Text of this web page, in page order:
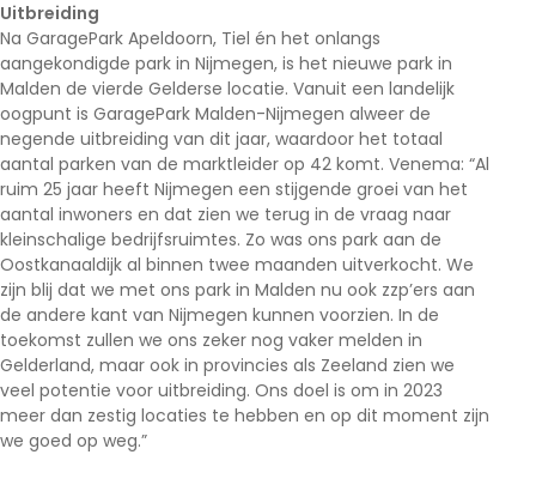
Uitbreiding
Na GaragePark Apeldoorn, Tiel én het onlangs
aangekondigde park in Nijmegen, is het nieuwe park in
Malden de vierde Gelderse locatie. Vanuit een landelijk
oogpunt is GaragePark Malden-Nijmegen alweer de
negende uitbreiding van dit jaar, waardoor het totaal
aantal parken van de marktleider op 42 komt. Venema: “Al
ruim 25 jaar heeft Nijmegen een stijgende groei van het
aantal inwoners en dat zien we terug in de vraag naar
kleinschalige bedrijfsruimtes. Zo was ons park aan de
Oostkanaaldijk al binnen twee maanden uitverkocht. We
zijn blij dat we met ons park in Malden nu ook zzp’ers aan
de andere kant van Nijmegen kunnen voorzien. In de
toekomst zullen we ons zeker nog vaker melden in
Gelderland, maar ook in provincies als Zeeland zien we
veel potentie voor uitbreiding. Ons doel is om in 2023
meer dan zestig locaties te hebben en op dit moment zijn
we goed op weg.”